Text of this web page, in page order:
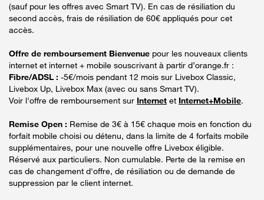
(sauf pour les offres avec Smart TV). En cas de résiliation du
second accès, frais de résiliation de 60€ appliqués pour cet
accès.
Offre de remboursement Bienvenue pour les nouveaux clients
internet et internet + mobile souscrivant à partir d’orange.fr :
Fibre/ADSL : -5€/mois pendant 12 mois sur Livebox Classic,
Livebox Up, Livebox Max (avec ou sans Smart TV).
Voir l'offre de remboursement sur Internet et Internet+Mobile.
Remise Open : Remise de 3€ à 15€ chaque mois en fonction du
forfait mobile choisi ou détenu, dans la limite de 4 forfaits mobile
supplémentaires, pour une nouvelle offre Livebox éligible.
Réservé aux particuliers. Non cumulable. Perte de la remise en
cas de changement d'offre, de résiliation ou de demande de
suppression par le client internet.